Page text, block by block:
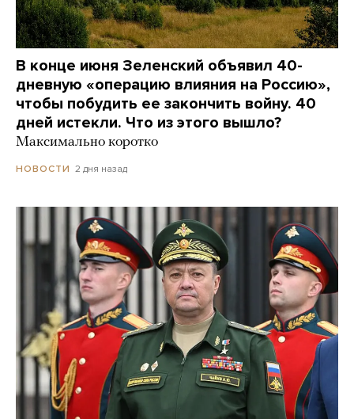
В конце июня Зеленский объявил 40-
дневную «операцию влияния на Россию»,
чтобы побудить ее закончить войну. 40
дней истекли. Что из этого вышло?
Максимально коротко
НОВОСТИ 2 дня назад